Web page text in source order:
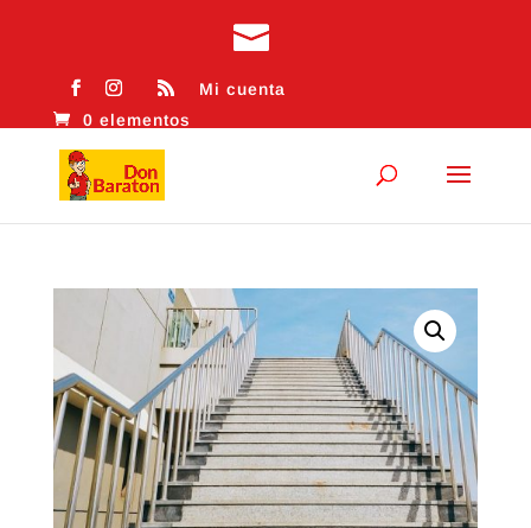
Mi cuenta
0 elementos